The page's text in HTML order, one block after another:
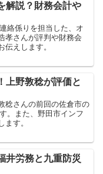
解説？財務会計や
絡係りを担当した、オ
孝さんが評判や財務会
えします。
上野敦稔が評価と
稔さんの前回の佐倉市の
。また、野田市インフ
す。
井労務と九重防災